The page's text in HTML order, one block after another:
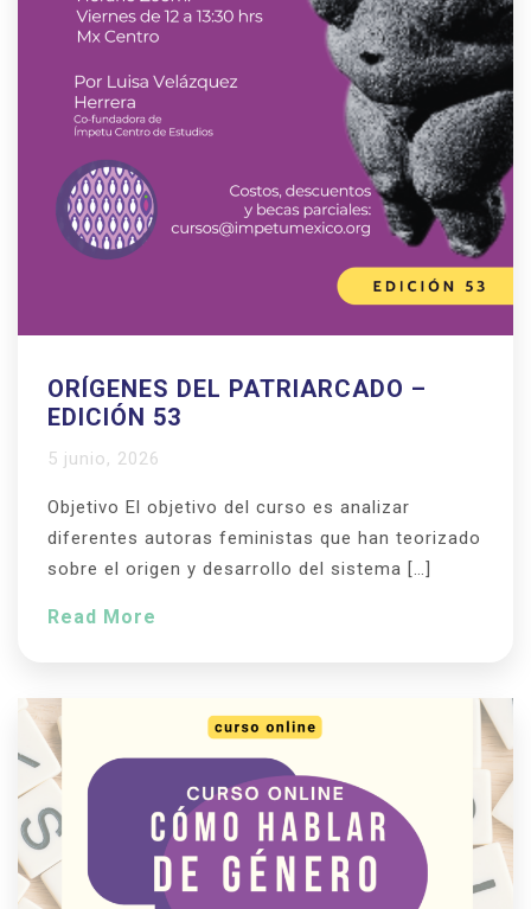
ORÍGENES DEL PATRIARCADO –
EDICIÓN 53
5 junio, 2026
Objetivo El objetivo del curso es analizar
diferentes autoras feministas que han teorizado
sobre el origen y desarrollo del sistema […]
Read More